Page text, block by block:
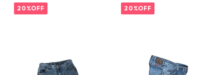
20%OFF 20%OFF